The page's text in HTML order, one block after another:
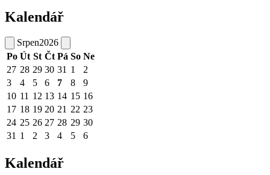
Kalendář
Srpen2026
Po Út St Čt Pá So Ne
27 28 29 30 31 1
2
3
4 5 6 7 8
9
10 11 12 13 14 15 16
17 18 19 20 21 22 23
24 25 26 27 28 29 30
31 1 2 3 4 5 6
Kalendář